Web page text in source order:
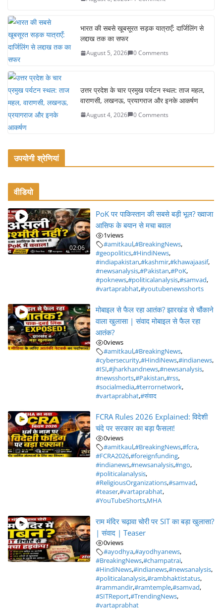
o
k
भारत की सबसे खूबसूरत सड़क यात्राएँ: दार्जिलिंग से
लद्दाख तक का सफर
August 5, 2026 0 Comments
उत्तर प्रदेश के चार प्रमुख पर्यटन स्थल: ताज महल,
वाराणसी, लखनऊ, प्रयागराज और इनके आकर्षण
August 4, 2026 0 Comments
उपयोगी श्रेणियां
वीडियो
02:06
PoK पर पाकिस्तान की सबसे बड़ी भूल? ख्वाजा
आसिफ के बयान से मचा बवाल
1views
#amitkaul,#BreakingNews,
#geopolitics,#HindiNews,
#indiapakistan,#kashmir,#khawajaasif,
#newsanalysis,#Pakistan,#PoK,
#poknews,#politicalanalysis,#samvad,
#vartaprabhat,#youtubenewsshorts
मोबाइल से फैल रहा आतंक? झारखंड से चौंकाने
वाला खुलासा | संवाद मोबाइल से फैल रहा
आतंक?
0views
#amitkaul,#BreakingNews,
#cybersecurity,#HindiNews,#indianews,
#ISI,#jharkhandnews,#newsanalysis,
#newsshorts,#Pakistan,#rss,
#socialmedia,#terrornetwork,
#vartaprabhat,#संवाद
FCRA Rules 2026 Explained: विदेशी
चंदे पर सरकार का बड़ा फैसला!
0views
#amitkaul,#BreakingNews,#fcra,
#FCRA2026,#foreignfunding,
#indianews,#newsanalysis,#ngo,
#politicalanalysis,
#ReligiousOrganizations,#samvad,
#teaser,#vartaprabhat,
#YouTubeShorts,MHA
राम मंदिर चढ़ावा चोरी पर SIT का बड़ा खुलासा?
| संवाद | Teaser
0views
#ayodhya,#ayodhyanews,
#BreakingNews,#champatrai,
#HindiNews,#indianews,#newsanalysis,
#politicalanalysis,#rambhaktistatus,
#rammandir,#ramtemple,#samvad,
#SITReport,#TrendingNews,
#vartaprabhat